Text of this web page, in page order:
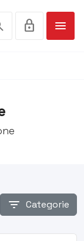
lock menu
filter_list Categorie